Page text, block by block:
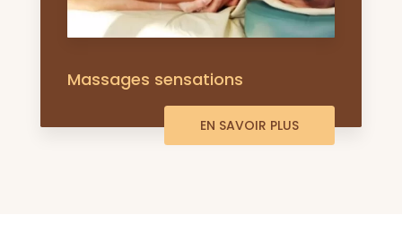
Massages sensations
EN SAVOIR PLUS